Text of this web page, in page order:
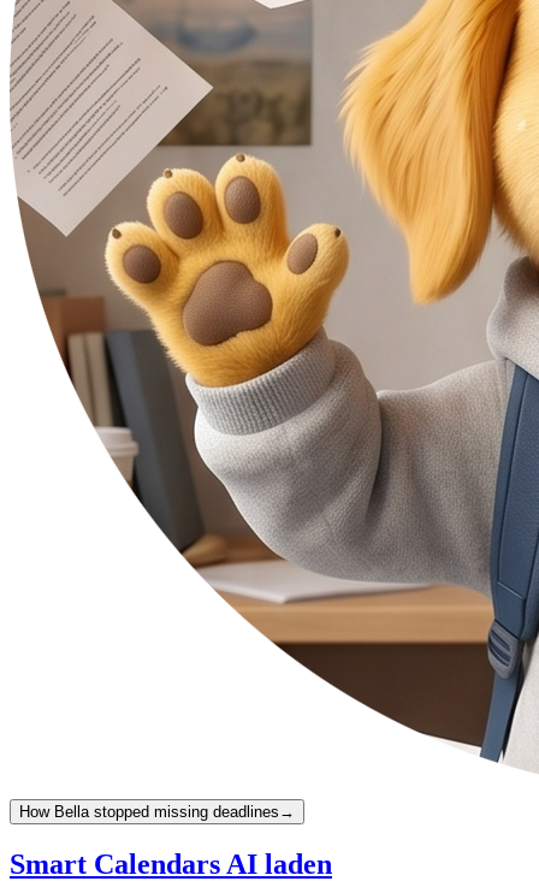
How Bella stopped missing deadlines →
Smart Calendars AI laden